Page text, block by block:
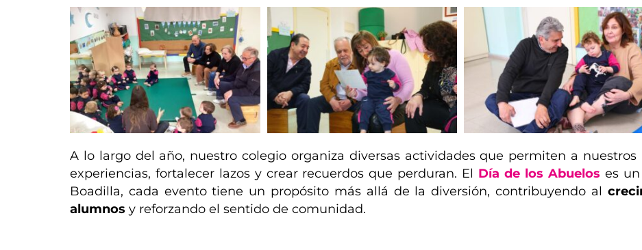
A lo largo del año, nuestro colegio organiza diversas actividades que permiten a
experiencias, fortalecer lazos y crear recuerdos que perduran. El Día de los Abuelos es
Boadilla, cada evento tiene un propósito más allá de la diversión, contribuyendo al
alumnos y reforzando el sentido de comunidad.